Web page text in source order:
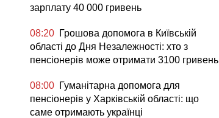
зарплату 40 000 гривень
08:20 Грошова допомога в Київській
області до Дня Незалежності: хто з
пенсіонерів може отримати 3100 гривень
08:00 Гуманітарна допомога для
пенсіонерів у Харківській області: що
саме отримають українці